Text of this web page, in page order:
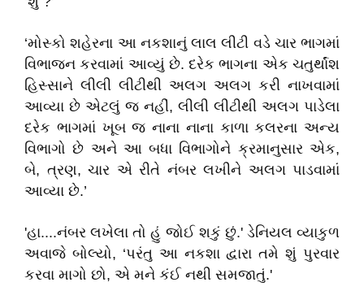
‘મોસ્કો શહેરના આ નકશાનું લાલ લીટી વડે ચાર ભાગમાં
વિભાજન કરવામાં આવ્યું છે. દરેક ભાગના એક ચતુર્થાંશ
હિસ્સાને લીલી લીટીથી અલગ અલગ કરી નાખવામાં
આવ્યા છે એટલું જ નહીં, લીલી લીટીથી અલગ પાડેલા
દરેક ભાગમાં ખૂબ જ નાના નાના કાળા કલરના અન્ય
વિભાગો છે અને આ બધા વિભાગોને ક્રમાનુસાર એક,
બે, ત્રણ, ચાર એ રીતે નંબર લખીને અલગ પાડવામાં
આવ્યા છે.’
'હા....નંબર લખેલા તો હું જોઈ શકું છું.' ડેનિયલ વ્યાકુળ
અવાજે બોલ્યો, ‘પરંતુ આ નકશા દ્વારા તમે શું પુરવાર
કરવા માગો છો, એ મને કંઈ નથી સમજાતું.'